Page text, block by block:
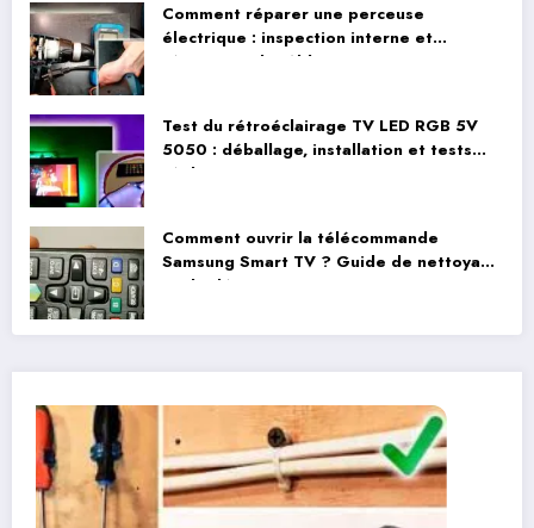
Comment réparer une perceuse
électrique : inspection interne et
réparation du câblage
Test du rétroéclairage TV LED RGB 5V
5050 : déballage, installation et tests
réels
Comment ouvrir la télécommande
Samsung Smart TV ? Guide de nettoyage
et de démontage